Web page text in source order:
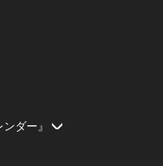
ダー』